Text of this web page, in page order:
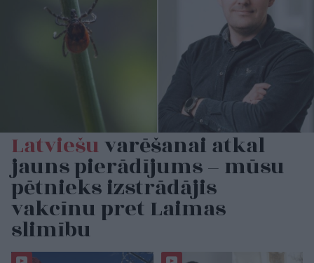
Latviešuvarēšanai atkal
jauns pierādījums – mūsu
pētnieks izstrādājis
vakcīnu pret Laimas
slimību